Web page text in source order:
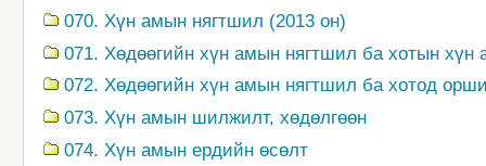
070. Хүн амын нягтшил (2013 он)
071. Хөдөөгийн хүн амын нягтшил ба хотын хүн
072. Хөдөөгийн хүн амын нягтшил ба хотод
073. Хүн амын шилжилт, хөдөлгөөн
074. Хүн амын ердийн өсөлт